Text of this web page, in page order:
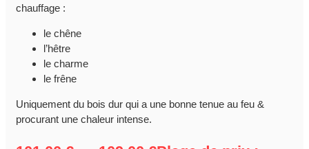
chauffage :
le chêne
l’hêtre
le charme
le frêne
Uniquement du bois dur qui a une bonne tenue au feu &
procurant une chaleur intense.